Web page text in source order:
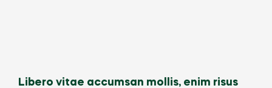
Libero vitae accumsan mollis, enim risus